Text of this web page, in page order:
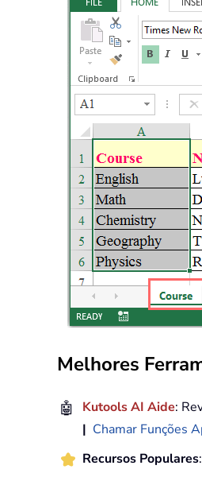
Melhores
🤖 Kutools AI Aide:
| Chamar Funções
Recursos Populares: